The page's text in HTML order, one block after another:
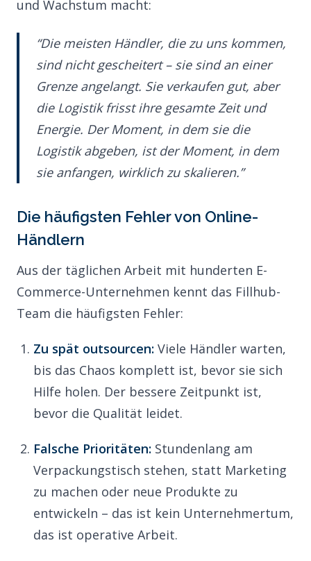
und Wachstum macht:
“Die meisten Händler, die zu uns kommen,
sind nicht gescheitert – sie sind an einer
Grenze angelangt. Sie verkaufen gut, aber
die Logistik frisst ihre gesamte Zeit und
Energie. Der Moment, in dem sie die
Logistik abgeben, ist der Moment, in dem
sie anfangen, wirklich zu skalieren.”
Die häufigsten Fehler von Online-
Händlern
Aus der täglichen Arbeit mit hunderten E-
Commerce-Unternehmen kennt das Fillhub-
Team die häufigsten Fehler:
Zu spät outsourcen: Viele Händler warten,
bis das Chaos komplett ist, bevor sie sich
Hilfe holen. Der bessere Zeitpunkt ist,
bevor die Qualität leidet.
Falsche Prioritäten: Stundenlang am
Verpackungstisch stehen, statt Marketing
zu machen oder neue Produkte zu
entwickeln – das ist kein Unternehmertum,
das ist operative Arbeit.